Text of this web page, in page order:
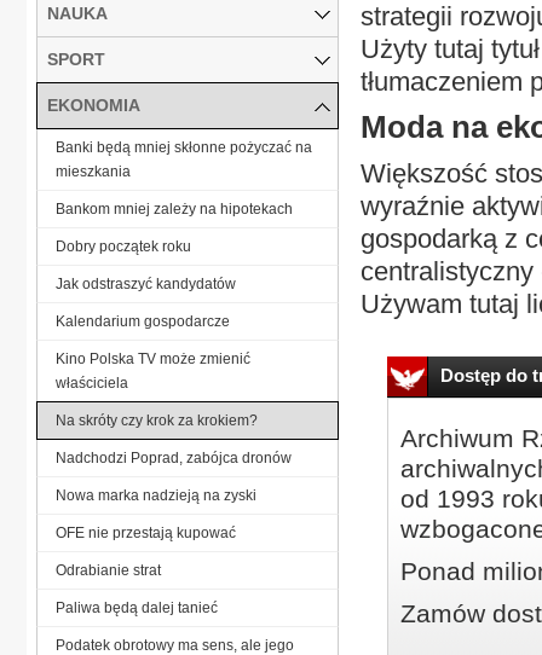
strategii
Użyty tutaj
tłumaczeniem
Moda na
Większość
wyraźnie
gospodarką z
centralistyczny
Używam tutaj
Dostęp do
Archiwum
od 1993
Ponad
Zamów
NAUKA
SPORT
EKONOMIA
Banki będą mniej skłonne pożyczać na
mieszkania
Bankom mniej zależy na hipotekach
Dobry początek roku
Jak odstraszyć kandydatów
Kalendarium gospodarcze
Kino Polska TV może zmienić
właściciela
Na skróty czy krok za krokiem?
Nadchodzi Poprad, zabójca dronów
Nowa marka nadzieją na zyski
OFE nie przestają kupować
Odrabianie strat
Paliwa będą dalej tanieć
Podatek obrotowy ma sens, ale jego